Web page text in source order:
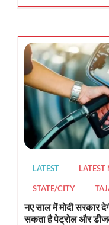
LATEST LATEST
STATE/CITY
नए साल में मोदी सरकार
सकता है पेट्रोल और